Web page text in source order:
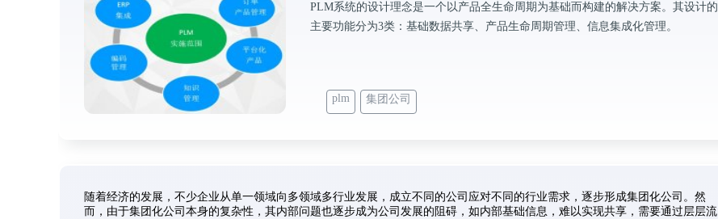
PLM系统的设计理念是一个以产品全生命周期为基础而构建的解决方案。其设计的
主要功能分为3类：基础数据共享、产品生命周期管理、信息集成化管理。
plm 集团公司
随着经济的发展，不少企业从单一领域向多领域多行业发展，成立不同的公司应对不同的行业需求，逐步形成集团化公司。然
而，由于集团化公司本身的复杂性，其内部问题也逐步成为公司发展的阻碍，如内部基础信息，难以实现共享，需要通过层层流